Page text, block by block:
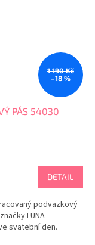
1 190 Kč
–18 %
PÁS 54030
DETAIL
podvazkový
LUNA
svatební den.